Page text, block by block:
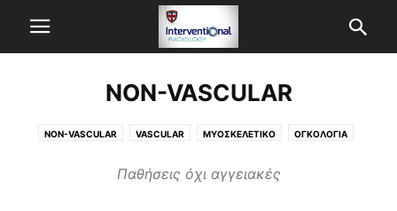
NON-VASCULAR
NON-VASCULAR VASCULAR ΜΥΟΣΚΕΛΕΤΙΚΟ ΟΓΚΟΛΟΓΙΑ
Παθήσεις όχι αγγειακές